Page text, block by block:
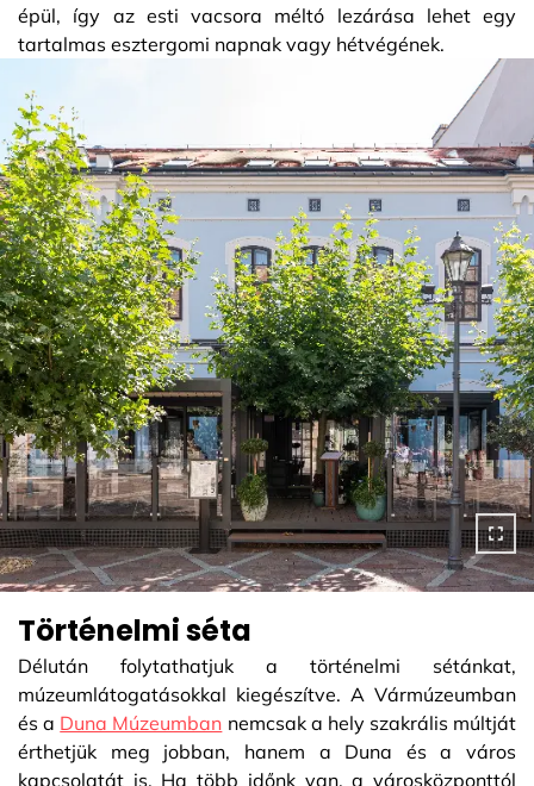
épül, így az esti vacsora méltó lezárása lehet egy
tartalmas esztergomi napnak vagy hétvégének.
Történelmi séta
Délután folytathatjuk a történelmi sétánkat,
múzeumlátogatásokkal kiegészítve. A Vármúzeumban
és a Duna Múzeumban nemcsak a hely szakrális múltját
érthetjük meg jobban, hanem a Duna és a város
kapcsolatát is. Ha több időnk van, a városközponttól